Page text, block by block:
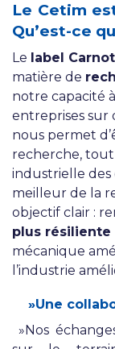
Le Cetim
Qu’est-ce
Le label Carnot
matière de
notre capacité
entreprises sur
nous permet
recherche, tout
industrielle des
meilleur de la
objectif clair :
plus résiliente
mécanique
l’industrie
»Une
»Nos